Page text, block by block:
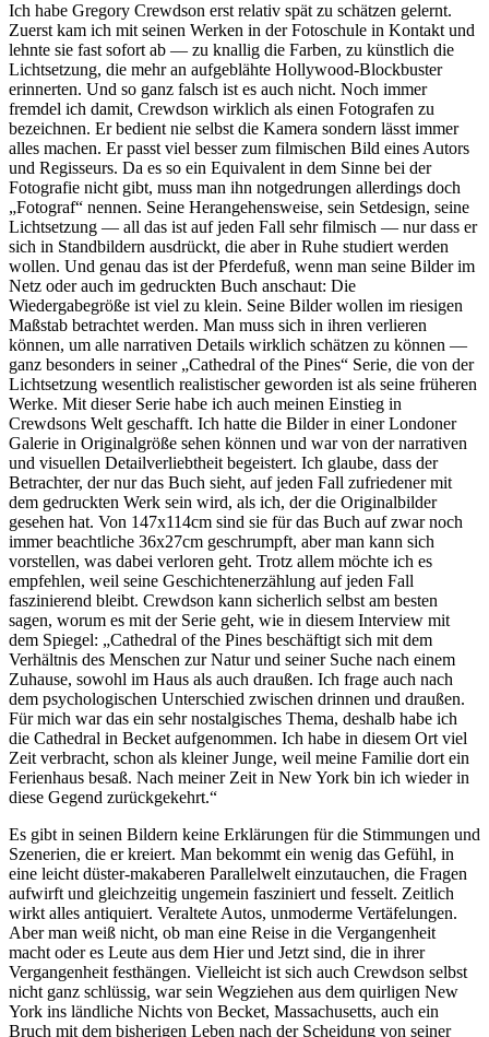
Ich habe Gregory Crewdson erst relativ spät zu schätzen gelernt.
Zuerst kam ich mit seinen Werken in der Fotoschule in Kontakt und
lehnte sie fast sofort ab — zu knallig die Farben, zu künstlich die
Lichtsetzung, die mehr an aufgeblähte Hollywood-Blockbuster
erinnerten. Und so ganz falsch ist es auch nicht. Noch immer
fremdel ich damit, Crewdson wirklich als einen Fotografen zu
bezeichnen. Er bedient nie selbst die Kamera sondern lässt immer
alles machen. Er passt viel besser zum filmischen Bild eines Autors
und Regisseurs. Da es so ein Equivalent in dem Sinne bei der
Fotografie nicht gibt, muss man ihn notgedrungen allerdings doch
„Fotograf“ nennen. Seine Herangehensweise, sein Setdesign, seine
Lichtsetzung — all das ist auf jeden Fall sehr filmisch — nur dass er
sich in Standbildern ausdrückt, die aber in Ruhe studiert werden
wollen. Und genau das ist der Pferdefuß, wenn man seine Bilder im
Netz oder auch im gedruckten Buch anschaut: Die
Wiedergabegröße ist viel zu klein. Seine Bilder wollen im riesigen
Maßstab betrachtet werden. Man muss sich in ihren verlieren
können, um alle narrativen Details wirklich schätzen zu können —
ganz besonders in seiner „Cathedral of the Pines“ Serie, die von der
Lichtsetzung wesentlich realistischer geworden ist als seine früheren
Werke. Mit dieser Serie habe ich auch meinen Einstieg in
Crewdsons Welt geschafft. Ich hatte die Bilder in einer Londoner
Galerie in Originalgröße sehen können und war von der narrativen
und visuellen Detailverliebtheit begeistert. Ich glaube, dass der
Betrachter, der nur das Buch sieht, auf jeden Fall zufriedener mit
dem gedruckten Werk sein wird, als ich, der die Originalbilder
gesehen hat. Von 147x114cm sind sie für das Buch auf zwar noch
immer beachtliche 36x27cm geschrumpft, aber man kann sich
vorstellen, was dabei verloren geht. Trotz allem möchte ich es
empfehlen, weil seine Geschichtenerzählung auf jeden Fall
faszinierend bleibt. Crewdson kann sicherlich selbst am besten
sagen, worum es mit der Serie geht, wie in diesem Interview mit
dem Spiegel: „Cathedral of the Pines beschäftigt sich mit dem
Verhältnis des Menschen zur Natur und seiner Suche nach einem
Zuhause, sowohl im Haus als auch draußen. Ich frage auch nach
dem psychologischen Unterschied zwischen drinnen und draußen.
Für mich war das ein sehr nostalgisches Thema, deshalb habe ich
die Cathedral in Becket aufgenommen. Ich habe in diesem Ort viel
Zeit verbracht, schon als kleiner Junge, weil meine Familie dort ein
Ferienhaus besaß. Nach meiner Zeit in New York bin ich wieder in
diese Gegend zurückgekehrt.“
Es gibt in seinen Bildern keine Erklärungen für die Stimmungen und
Szenerien, die er kreiert. Man bekommt ein wenig das Gefühl, in
eine leicht düster-makaberen Parallelwelt einzutauchen, die Fragen
aufwirft und gleichzeitig ungemein fasziniert und fesselt. Zeitlich
wirkt alles antiquiert. Veraltete Autos, unmoderme Vertäfelungen.
Aber man weiß nicht, ob man eine Reise in die Vergangenheit
macht oder es Leute aus dem Hier und Jetzt sind, die in ihrer
Vergangenheit festhängen. Vielleicht ist sich auch Crewdson selbst
nicht ganz schlüssig, war sein Wegziehen aus dem quirligen New
York ins ländliche Nichts von Becket, Massachusetts, auch ein
Bruch mit dem bisherigen Leben nach der Scheidung von seiner